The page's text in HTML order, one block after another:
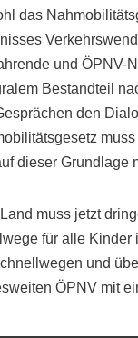
das
und ÖPNV-
Bestandteil
den
dieser Grundlage
Land muss jetzt
für alle Kinder
und
ÖPNV mit